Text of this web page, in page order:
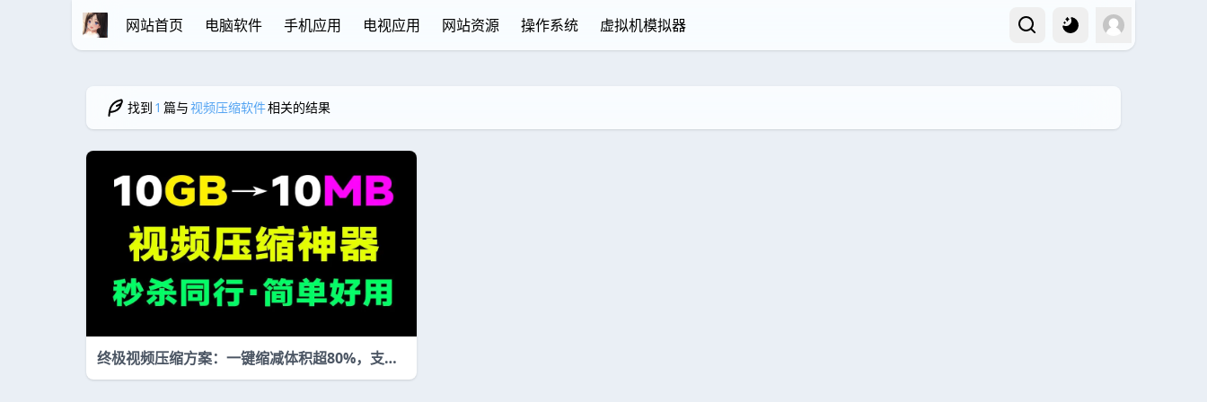
网站首页 电脑软件 手机应用 电视应用 网站资源 操作系统 虚拟机模拟器
找到 1 篇与视频压缩软件相关的结果
终极视频压缩方案：一键缩减体积超80%，支持
批量与精准大小压缩，免费高效工具推荐！